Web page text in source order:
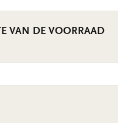
VAN DE VOORRAAD